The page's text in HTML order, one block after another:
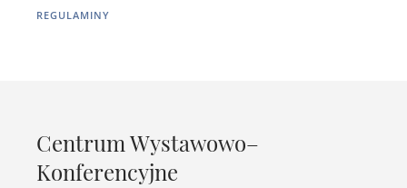
REGULAMINY
Centrum Wystawowo–
Konferencyjne